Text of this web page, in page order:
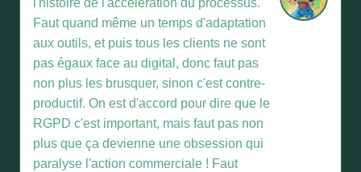
l'histoire de l'accélération du processus.
Faut quand même un temps d'adaptation
aux outils, et puis tous les clients ne sont
pas égaux face au digital, donc faut pas
non plus les brusquer, sinon c'est contre-
productif. On est d'accord pour dire que le
RGPD c'est important, mais faut pas non
plus que ça devienne une obsession qui
paralyse l'action commerciale ! Faut